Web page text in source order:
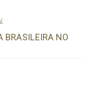
BRASILEIRA NO